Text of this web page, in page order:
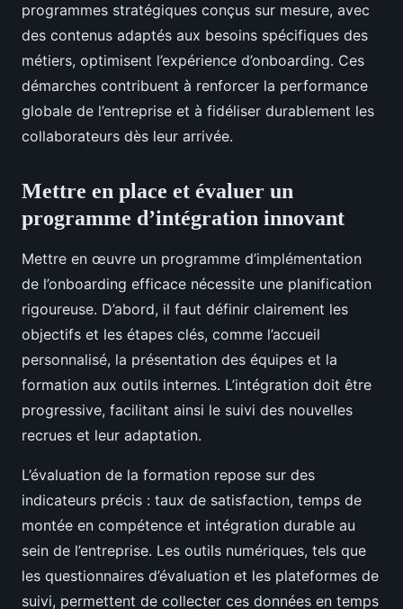
programmes stratégiques conçus sur mesure, avec
des contenus adaptés aux besoins spécifiques des
métiers, optimisent l’expérience d’onboarding. Ces
démarches contribuent à renforcer la performance
globale de l’entreprise et à fidéliser durablement les
collaborateurs dès leur arrivée.
Mettre en place et évaluer un
programme d’intégration innovant
Mettre en œuvre un programme d’implémentation
de l’onboarding efficace nécessite une planification
rigoureuse. D’abord, il faut définir clairement les
objectifs et les étapes clés, comme l’accueil
personnalisé, la présentation des équipes et la
formation aux outils internes. L’intégration doit être
progressive, facilitant ainsi le suivi des nouvelles
recrues et leur adaptation.
L’évaluation de la formation repose sur des
indicateurs précis : taux de satisfaction, temps de
montée en compétence et intégration durable au
sein de l’entreprise. Les outils numériques, tels que
les questionnaires d’évaluation et les plateformes de
suivi, permettent de collecter ces données en temps